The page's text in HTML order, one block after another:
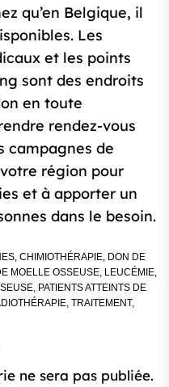
qu’en Belgique, il
Les
et les points
sont des endroits
en toute
rendez-vous
campagnes de
région pour
et à apporter un
dans le besoin.
, CHIMIOTHÉRAPIE, DON DE
MOELLE OSSEUSE, LEUCÉMIE,
, PATIENTS ATTEINTS DE
, TRAITEMENT,
ne sera pas publiée.